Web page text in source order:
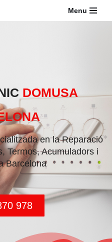
Menu
DOMUSA
en la Reparació
Termos, Acumuladors i
Barcelona
978